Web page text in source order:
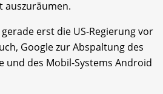
auszuräumen.
erst die US-Regierung vor
Google zur Abspaltung des
und des Mobil-Systems Android